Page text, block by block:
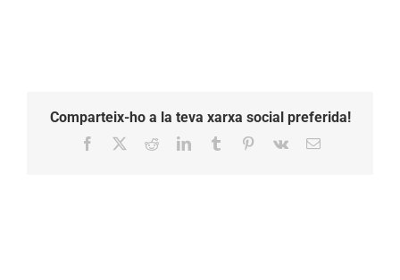
Comparteix-ho a la teva xarxa social preferida!
Facebook RedditLinkedInTumblr Pinterest
Vk Email: